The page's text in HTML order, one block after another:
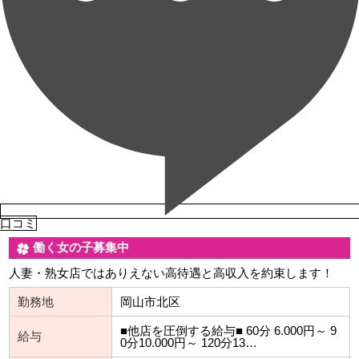
口コミ
働く女の子募集中
人妻・熟女店ではありえない高待遇と高収入を約束します！
勤務地 岡山市北区
給与
■他店を圧倒する給与■ 60分 6.000円～ 9
0分10.000円～ 120分13…